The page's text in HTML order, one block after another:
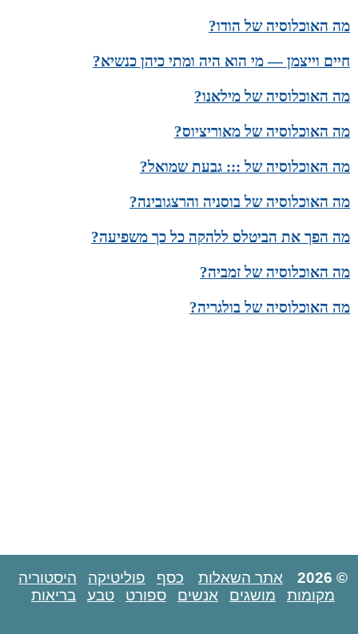
מה האוכלוסיה של הודו?
חיים וייצמן — מי הוא היה ומתי כיהן כנשיא?
מה האוכלוסיה של מילאנו?
מה האוכלוסיה של מאוריציוס?
מה האוכלוסיה של ::: גבעת שמואל?
מה האוכלוסיה של בוסניה והרצגובינה?
מה הפך את הביטלס ללהקה כל כך משפיעה?
מה האוכלוסיה של זמביה?
מה האוכלוסיה של בולגריה?
© 2026 אתר השאלות כסף פוליטיקה
היסטוריה
מקומות
מושגים אנשים ספורט טבע בריאות